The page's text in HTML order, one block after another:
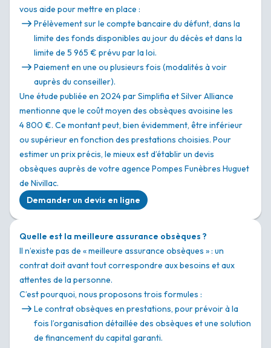
vous aide pour mettre en place :
Prélèvement sur le compte bancaire du défunt, dans la
limite des fonds disponibles au jour du décès et dans la
limite de 5 965 € prévu par la loi.
Paiement en une ou plusieurs fois (modalités à voir
auprès du conseiller).
Une étude publiée en 2024 par Simplifia et Silver Alliance
mentionne que le coût moyen des obsèques avoisine les
4 800 €. Ce montant peut, bien évidemment, être inférieur
ou supérieur en fonction des prestations choisies. Pour
estimer un prix précis, le mieux est d’établir un devis
obsèques auprès de votre agence Pompes Funèbres Huguet
de Nivillac.
Demander un devis en ligne
Quelle est la meilleure assurance obsèques ?
Il n’existe pas de « meilleure assurance obsèques » : un
contrat doit avant tout correspondre aux besoins et aux
attentes de la personne.
C’est pourquoi, nous proposons trois formules :
Le contrat obsèques en prestations, pour prévoir à la
fois l’organisation détaillée des obsèques et une solution
de financement du capital garanti.